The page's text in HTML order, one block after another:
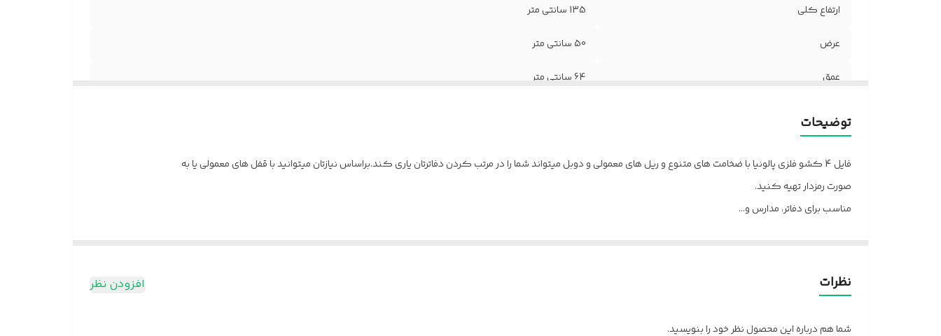
ارتفاع کلی 135 سانتی متر
عرض 50 سانتی متر
عمق 64 سانتی متر
توضیحات
فایل 4 کشو فلزی پالونیا با ضخامت های متنوع و ریل های معمولی و دوبل میتواند شما را در مرتب کردن دفاترتان یاری کند.براساس نیازتان میتوانید با قفل های معمولی یا به
صورت رمزدار تهیه کنید.
مناسب برای دفاتر، مدارس و...
نظرات افزودن نظر
شما هم درباره این محصول نظر خود را بنویسید.